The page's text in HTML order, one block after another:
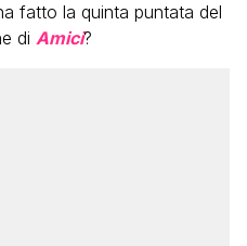
fatto la quinta puntata del
di Amici?